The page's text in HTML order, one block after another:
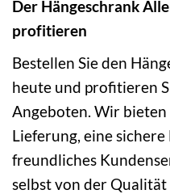
Der Hängeschrank
profitieren
Bestellen Sie den
heute und profitieren
Angeboten. Wir
Lieferung, eine
freundliches
selbst von der Qualität